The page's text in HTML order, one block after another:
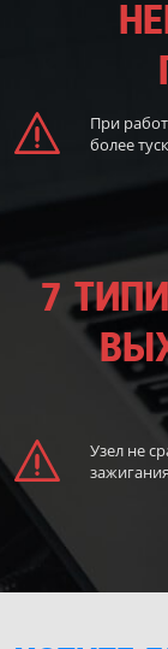
При
более
7
Узел не